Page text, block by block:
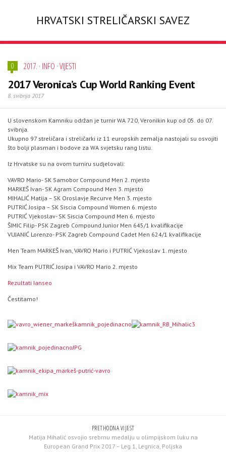
HRVATSKI STRELIČARSKI SAVEZ
0 2017. · INFO ·VIJESTI
2017 Veronica’s Cup World Ranking Event
8. svibnja 2017
U slovenskom Kamniku održan je turnir WA 720, Veronikin kup od 05. do 07.
svibnja.
Ukupno 97 streličara i streličarki iz 11 europskih zemalja nastojali su osvojiti
što bolji plasman i bodove za WA svjetsku rang listu.
Iz Hrvatske su na ovom turniru sudjelovali:
VAVRO Mario- SK Samobor Compound Men 2. mjesto
MARKEŠ Ivan- SK Agram Compound Men 3. mjesto
MIHALIĆ Matija – SK Oroslavje Recurve Men 3. mjesto
PUTRIĆ Josipa – SK Siscia Compound Women 6. mjesto
PUTRIĆ Vjekoslav- SK Siscia Compound Men 6. mjesto
ŠIMIC Filip- PSK Zagreb Compound Junior Men 645/1 kvalifikacije
VUJANIĆ Lorenzo- PSK Zagreb Compound Cadet Men 624/1 kvalifikacije
Men Team MARKEŠ Ivan, VAVRO Mario i PUTRIĆ Vjekoslav 1. mjesto
Mix Team PUTRIĆ Josipa i VAVRO Mario 2. mjesto
Rezultati Ianseo
Čestitamo!
PRETHODNA VIJEST
Matija Mihalić osvojio srebrnu medalju u olimpijskom luku na
European Grand Prix 2017 – Leg 1, Legnica, Poljska